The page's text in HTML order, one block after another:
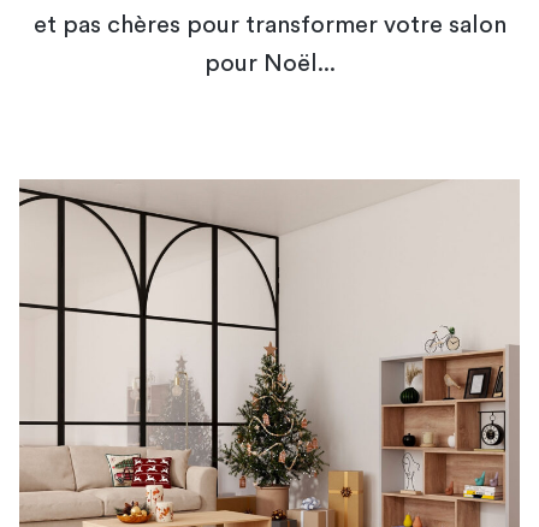
et pas chères pour transformer votre salon
pour Noël...